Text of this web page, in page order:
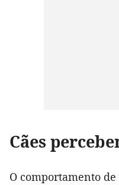
Cães
O comportamento